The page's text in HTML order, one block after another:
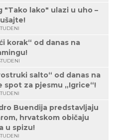
"Tako lako" ulazi u uho –
korak“ od danas na
salto“ od danas na
za pjesmu „Igrice“!
Buendija predstavljaju
hrvatskom običaju
u spizu!